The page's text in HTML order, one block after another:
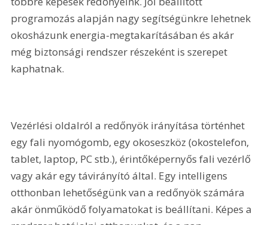
programozás alapján nagy segítségünkre lehetnek
okosházunk energia-megtakarításában és akár
még biztonsági rendszer részeként is szerepet
kaphatnak.
Vezérlési oldalról a redőnyök irányítása történhet
egy fali nyomógomb, egy okoseszköz (okostelefon,
tablet, laptop, PC stb.), érintőképernyős fali vezérlő
vagy akár egy távirányító által. Egy intelligens
otthonban lehetőségünk van a redőnyök számára
akár önműködő folyamatokat is beállítani. Képes a